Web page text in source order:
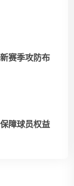
赛季攻防布
障球员权益